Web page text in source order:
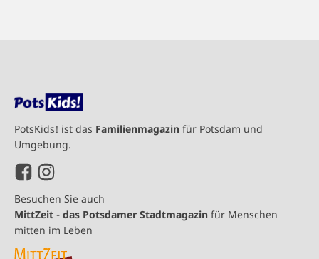
PotsKids! ist das Familienmagazin für Potsdam und
Umgebung.
Besuchen Sie auch
MittZeit - das Potsdamer Stadtmagazin für Menschen
mitten im Leben